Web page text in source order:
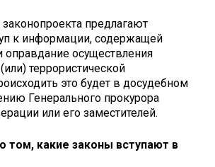
предлагают
к информации, содержащей
оправдание осуществления
террористической
это будет в досудебном
Генерального прокурора
или его заместителей.
том, какие законы вступают в